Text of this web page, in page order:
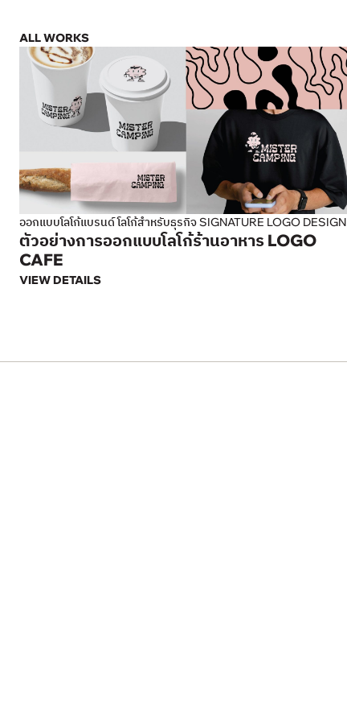
ALL WORKS
ออกแบบโลโก้แบรนด์ โลโก้สำหรับธุรกิจ SIGNATURE LOGO DESIGN
ตัวอย่างการออกแบบโลโก้ร้านอาหาร LOGO
CAFE
VIEW DETAILS